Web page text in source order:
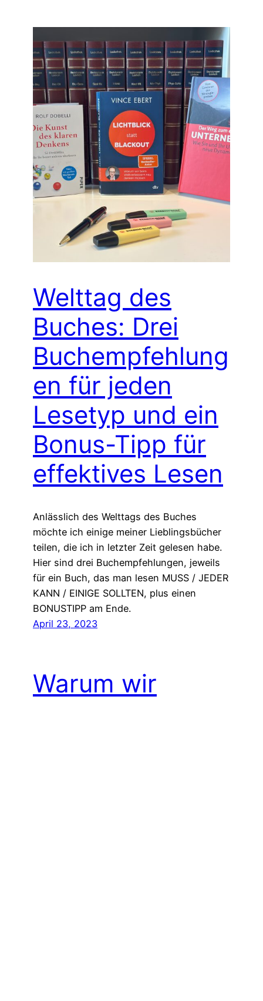
Welttag des
Buches: Drei
Buchempfehlung
en für jeden
Lesetyp und ein
Bonus-Tipp für
effektives Lesen
Anlässlich des Welttags des Buches
möchte ich einige meiner Lieblingsbücher
teilen, die ich in letzter Zeit gelesen habe.
Hier sind drei Buchempfehlungen, jeweils
für ein Buch, das man lesen MUSS / JEDER
KANN / EINIGE SOLLTEN, plus einen
BONUSTIPP am Ende.
April 23, 2023
Warum wir